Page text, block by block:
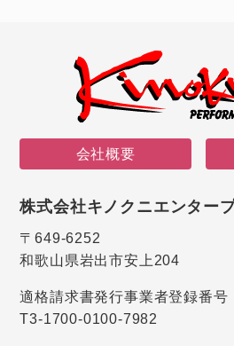
会社概要
株式会社キノクニエンター
〒649-6252
和歌山県岩出市安上204
適格請求書発行事業者登録番号
T3-1700-0100-7982